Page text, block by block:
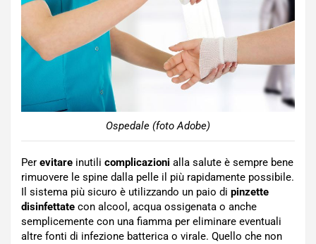
Ospedale (foto Adobe)
Per evitare inutili complicazioni alla salute è sempre bene
rimuovere le spine dalla pelle il più rapidamente possibile.
Il sistema più sicuro è utilizzando un paio di pinzette
disinfettate con alcool, acqua ossigenata o anche
semplicemente con una fiamma per eliminare eventuali
altre fonti di infezione batterica o virale. Quello che non